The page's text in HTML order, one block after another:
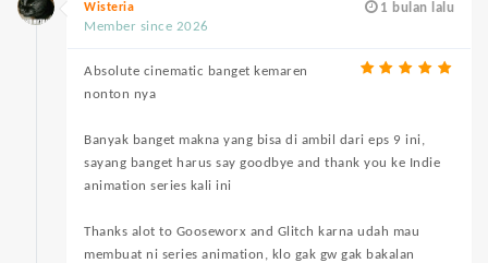
1 bulan lalu
Wisteria
Member since 2026
Absolute cinematic banget kemaren
nonton nya
Banyak banget makna yang bisa di ambil dari eps 9 ini,
sayang banget harus say goodbye and thank you ke Indie
animation series kali ini
Thanks alot to Gooseworx and Glitch karna udah mau
membuat ni series animation, klo gak gw gak bakalan